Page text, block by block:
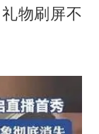
物刷屏不